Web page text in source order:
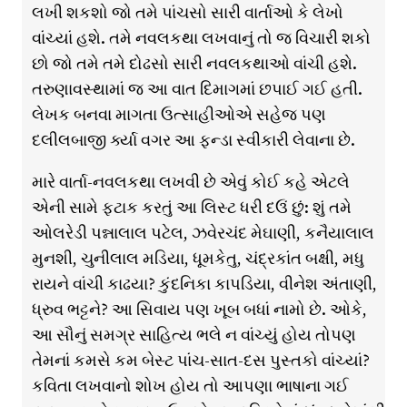
લખી શકશો જો તમે પાંચસો સારી વાર્તાઓ કે લેખો
વાંચ્યાં હશે. તમે નવલકથા લખવાનું તો જ વિચારી શકો
છો જો તમે તમે દોઢસો સારી નવલકથાઓ વાંચી હશે.
તરુણાવસ્થામાં જ આ વાત દિમાગમાં છપાઈ ગઈ હતી.
લેખક બનવા માગતા ઉત્સાહીઓએ સહેજ પણ
દલીલબાજી ર્ક્યા વગર આ ફન્ડા સ્વીકારી લેવાના છે.
મારે વાર્તા-નવલકથા લખવી છે એવું કોઈ કહે એટલે
એની સામે ફટાક કરતું આ લિસ્ટ ધરી દઉં છું: શું તમે
ઓલરેડી પન્નાલાલ પટેલ, ઝવેરચંદ મેઘાણી, કનૈયાલાલ
મુનશી, ચુનીલાલ મડિયા, ધૂમકેતુ, ચંદ્રકાંત બક્ષી, મધુ
રાયને વાંચી કાઢયા? કુંદનિકા કાપડિયા, વીનેશ અંતાણી,
ધ્રુવ ભટ્ટને? આ સિવાય પણ ખૂબ બધાં નામો છે. ઓકે,
આ સૌનું સમગ્ર સાહિત્ય ભલે ન વાંચ્યું હોય તોપણ
તેમનાં કમસે કમ બેસ્ટ પાંચ-સાત-દસ પુસ્તકો વાંચ્યાં?
કવિતા લખવાનો શોખ હોય તો આપણા ભાષાના ગઈ